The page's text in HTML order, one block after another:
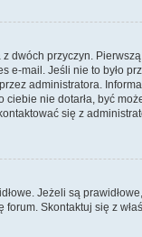
przyczyn.
mail. Jeśli nie to było
administratora.
nie dotarła, być
się z
Jeżeli są
Skontaktuj się z